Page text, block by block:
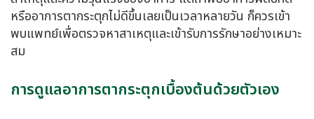
หรืออาการตากระตุกไม่ดีขึ้นเลยเป็นเวลาหลายวัน ก็ควรเข้า
พบแพทย์เพื่อตรวจหาสาเหตุและเข้ารับการรักษาอย่างเหมาะ
สม
การดูแลอาการตากระตุกเบื้องต้นด้วยตัวเอง